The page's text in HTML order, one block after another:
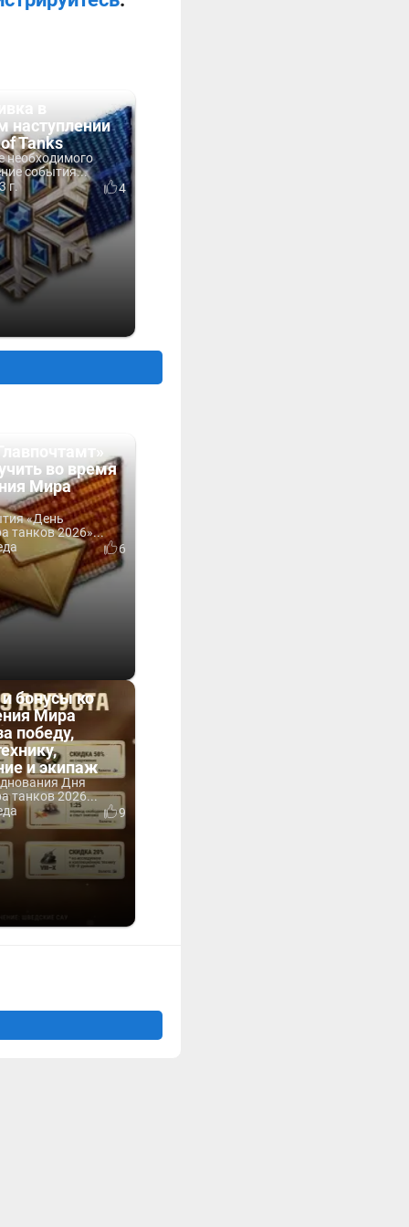
наступлении
Tanks
необходимого
события...
г.
4
во время
Мира
«День
танков 2026»...
6
бонусы ко
Мира
победу,
и экипаж
Дня
танков 2026...
9